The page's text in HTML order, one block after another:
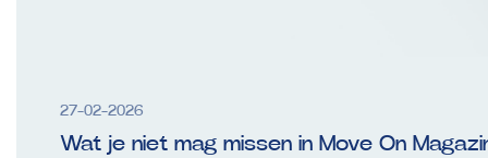
27-02-2026
Wat je niet mag missen in Move On